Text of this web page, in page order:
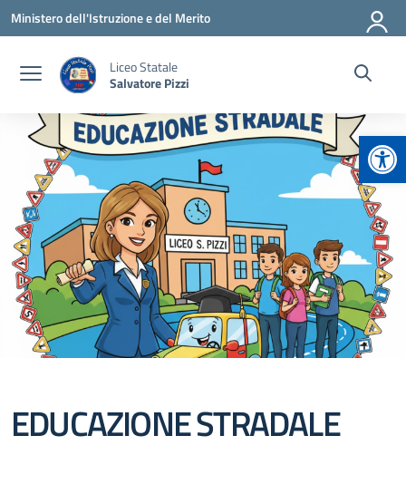
Vai ai contenuti
Vai al menu di navigazione
Vai al footer
Ministero dell'Istruzione e del Merito
Liceo Statale
Salvatore Pizzi
EDUCAZIONE STRADALE